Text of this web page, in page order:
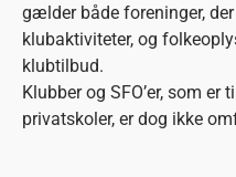
gælder både foreninger,
klubaktiviteter, og
klubtilbud.
Klubber og SFO’er, som er
privatskoler, er dog ikke